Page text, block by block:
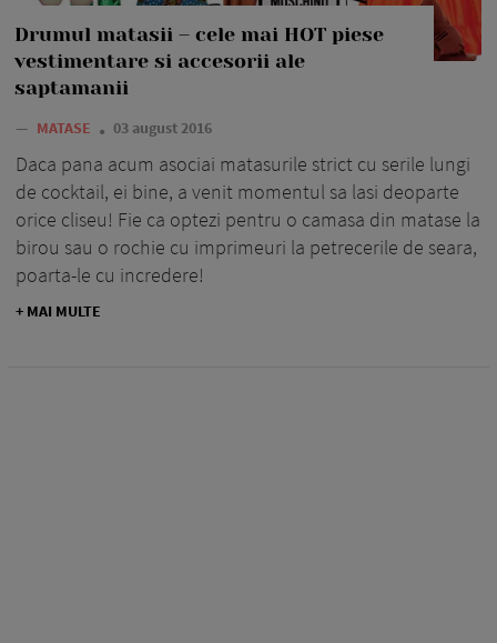
Drumul matasii – cele mai HOT piese
vestimentare si accesorii ale
saptamanii
— MATASE 03 august 2016
Daca pana acum asociai matasurile strict cu serile lungi
de cocktail, ei bine, a venit momentul sa lasi deoparte
orice cliseu! Fie ca optezi pentru o camasa din matase la
birou sau o rochie cu imprimeuri la petrecerile de seara,
poarta-le cu incredere!
+ MAI MULTE